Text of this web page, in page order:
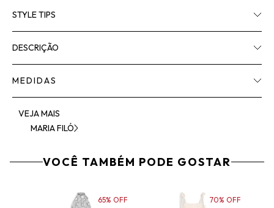
STYLE TIPS
DESCRIÇÃO
MEDIDAS
VEJA MAIS
MARIA FILÓ
VOCÊ TAMBÉM PODE GOSTAR
65% OFF 70% OFF